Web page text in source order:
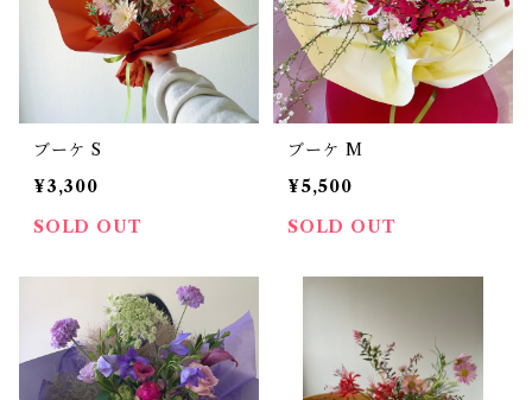
ブーケ S
¥3,300
SOLD OUT
ブーケ M
¥5,500
SOLD OUT